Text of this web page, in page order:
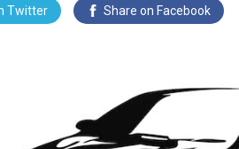
Twitter Share on Facebook